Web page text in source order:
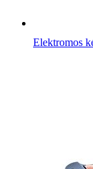
Elektromos